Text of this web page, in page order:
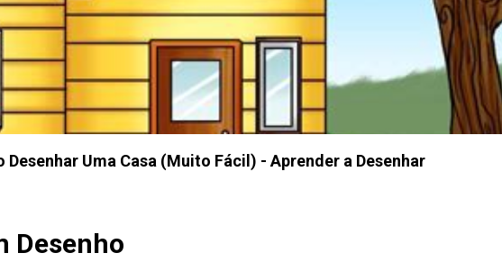
Desenhar Uma Casa (Muito Fácil) - Aprender a Desenhar
Desenho